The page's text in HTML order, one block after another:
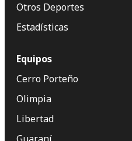
Otros Deportes
Estadísticas
Equipos
Cerro Porteño
Olimpia
Libertad